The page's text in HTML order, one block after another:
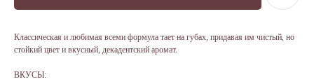
Классическая и любимая всеми формула тает на губах, придавая им чистый, но
стойкий цвет и вкусный, декадентский аромат.
ВКУСЫ: